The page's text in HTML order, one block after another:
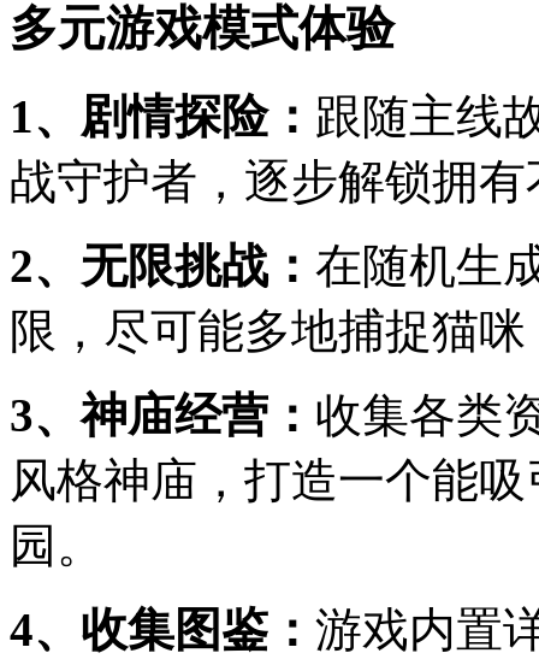
多元游戏模式体验
1、剧情探险： 跟随主线
战守护者，逐步解锁拥
2、无限挑战： 在随机生
限，尽可能多地捕捉猫
3、神庙经营： 收集各类
风格神庙，打造一个能
园。
4、收集图鉴： 游戏内置